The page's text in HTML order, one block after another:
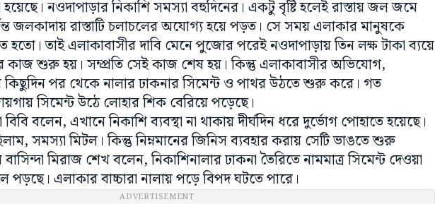
নওদাপাড়ার নিকাশি সমস্যা বহুদিনের। একটু বৃষ্টি হলেই রাস্তায় জল জমে
জলকাদায় রাস্তাটি চলাচলের অযোগ্য হয়ে পড়ত। সে সময় এলাকার মানুষকে
তাই এলাকাবাসীর দাবি মেনে পুজোর পরেই নওদাপাড়ায় তিন লক্ষ টাকা ব্যয়ে
কাজ শুরু হয়। সম্প্রতি সেই কাজ শেষ হয়। কিন্তু এলাকাবাসীর অভিযোগ,
কিছুদিন পর থেকে নালার ঢাকনার সিমেন্ট ও পাথর উঠতে শুরু করে। গত
সিমেন্ট উঠে লোহার শিক বেরিয়ে পড়েছে।
বিবি বলেন, এখানে নিকাশি ব্যবস্থা না থাকায় দীর্ঘদিন ধরে দুর্ভোগ পোহাতে হয়েছে।
সমস্যা মিটল। কিন্তু নিম্নমানের জিনিস ব্যবহার করায় সেটি ভাঙতে শুরু
মিরাজ শেখ বলেন, নিকাশিনালার ঢাকনা তৈরিতে নামমাত্র সিমেন্ট দেওয়া
পড়ছে। এলাকার বাচ্চারা নালায় পড়ে বিপদ ঘটতে পারে।
ADVERTISEMENT